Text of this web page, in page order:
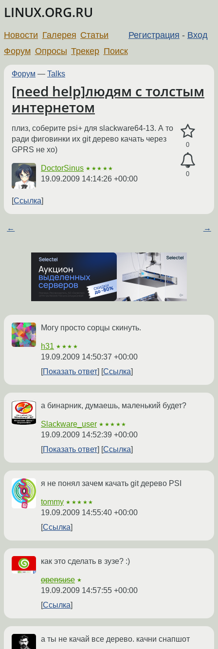
LINUX.ORG.RU
Регистрация - Вход
Новости Галерея Статьи
Форум Опросы Трекер Поиск
Форум — Talks
[need help]людям с толстым
интернетом
0
0
плиз, соберите psi+ для slackware64-13. А то
ради фиговинки их git дерево качать через
GPRS не хо)
DoctorSinus ★★★★★
19.09.2009 14:14:26 +00:00
Ссылка
← →
Могу просто сорцы скинуть.
h31 ★★★★
19.09.2009 14:50:37 +00:00
Показать ответ
Ссылка
а бинарник, думаешь, маленький будет?
Slackware_user ★★★★★
19.09.2009 14:52:39 +00:00
Показать ответ
Ссылка
я не понял зачем качать git дерево PSI
tommy ★★★★★
19.09.2009 14:55:40 +00:00
Ссылка
как это сделать в зузе? :)
opensuse ★
19.09.2009 14:57:55 +00:00
Ссылка
а ты не качай все дерево. качни снапшот